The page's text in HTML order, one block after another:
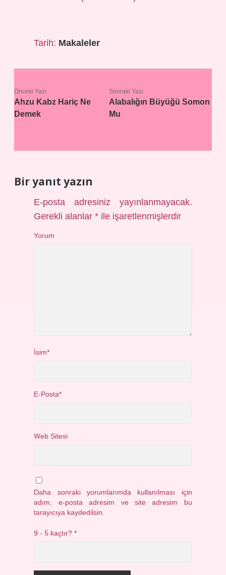
Tarih: Makaleler
Önceki Yazı
Ahzu Kabz Hariç Ne
Demek
Sonraki Yazı
Alabalığın Büyüğü Somon
Mu
Bir yanıt yazın
E-posta adresiniz yayınlanmayacak.
Gerekli alanlar* ile işaretlenmişlerdir
Yorum
İsim*
E-Posta*
Web Sitesi
Daha sonraki yorumlarımda kullanılması için
adım, e-posta adresim ve site adresim bu
tarayıcıya kaydedilsin.
9 - 5 kaçtır?*